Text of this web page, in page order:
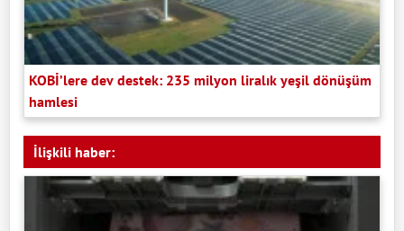
KOBİ’lere dev destek: 235 milyon liralık yeşil dönüşüm
hamlesi
İlişkili haber: